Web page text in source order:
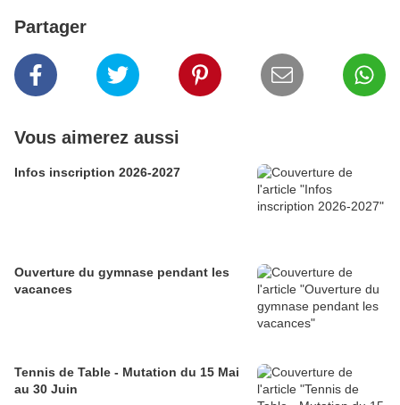
Partager
Vous aimerez aussi
Infos inscription 2026-2027
Ouverture du gymnase pendant les
vacances
Tennis de Table - Mutation du 15 Mai
au 30 Juin